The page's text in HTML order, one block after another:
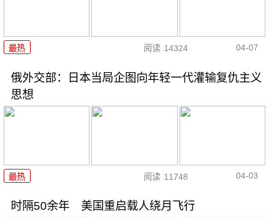
最热 阅读 14324 04-07
俄外交部：日本当局企图向年轻一代灌输复仇主义
思想
最热 阅读 11748 04-03
时隔50余年 美国重启载人绕月飞行